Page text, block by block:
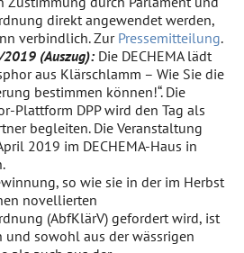
direkt angewendet werden,
verbindlich. Zur Pressemitteilung.
2019 (Auszug): Die DECHEMA lädt
aus Klärschlamm – Wie Sie die
bestimmen können!“. Die
Plattform DPP wird den Tag als
begleiten. Die Veranstaltung
2019 im DECHEMA-Haus in
so wie sie in der im Herbst
novellierten
(AbfKlärV) gefordert wird, ist
sowohl aus der wässrigen